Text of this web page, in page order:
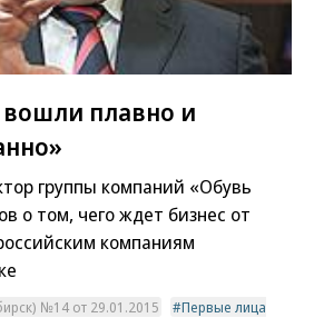
плавно и
группы компаний «Обувь
о том, чего ждет бизнес от
компаниям
№14 от 29.01.2015
Первые лица